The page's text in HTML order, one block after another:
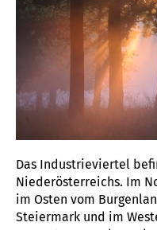
Das Industrieviertel
Niederösterreichs. Im
im Osten vom
Steiermark und im